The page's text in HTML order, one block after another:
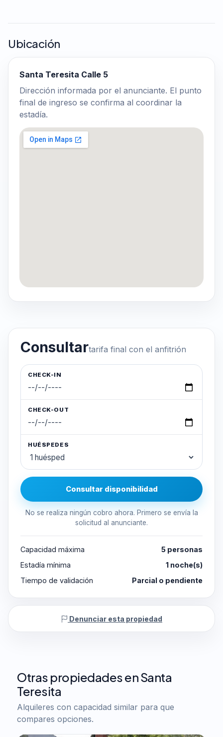
Ubicación
Santa Teresita Calle 5
Dirección informada por el anunciante. El punto
final de ingreso se confirma al coordinar la
estadía.
Consultartarifa final con el anfitrión
CHECK-IN
CHECK-OUT
HUÉSPEDES
Consultar disponibilidad
No se realiza ningún cobro ahora. Primero se envía la
solicitud al anunciante.
Capacidad máxima
5 personas
Estadía mínima
1 noche(s)
Tiempo de validación
Parcial o pendiente
Denunciar esta propiedad
Otras propiedades en Santa
Teresita
Alquileres con capacidad similar para que
compares opciones.